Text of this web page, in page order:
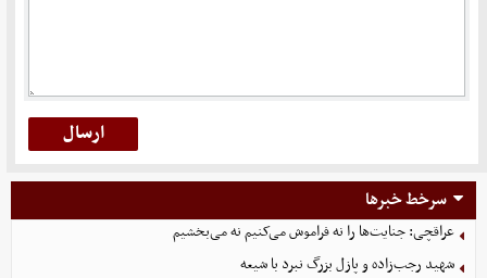
سرخط خبرها
عراقچی: جنایت‌ها را نه فراموش می‌کنیم نه می‌بخشیم
شهید رجب‌زاده و پازل بزرگ نبرد با شیعه